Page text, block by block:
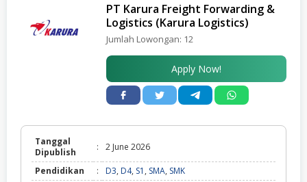
PT Karura Freight Forwarding &
Logistics (Karura Logistics)
Jumlah Lowongan: 12
Apply Now!
Tanggal
Dipublish
: 2 June 2026
Pendidikan : D3, D4, S1 , SMA, SMK